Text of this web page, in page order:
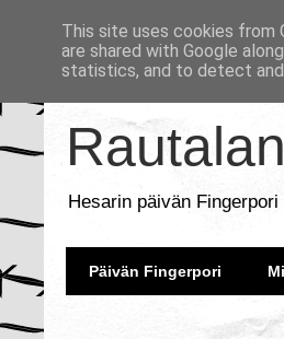
Hesarin päivän
Päivän Fingerpori
This site uses cookies from
are shared with Google
statistics, and to detect and